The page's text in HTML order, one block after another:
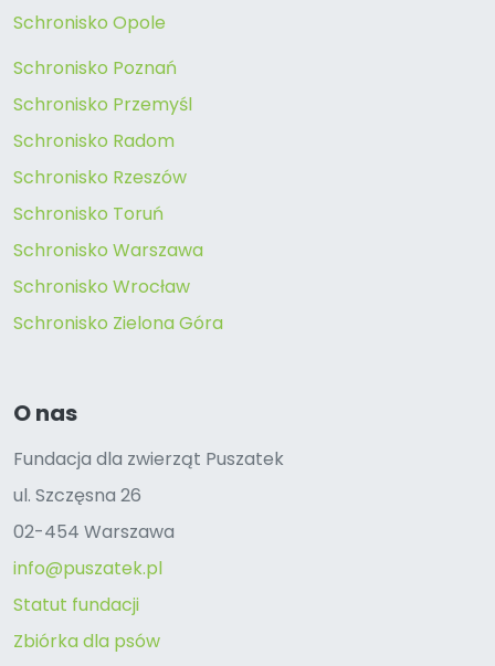
Schronisko Opole
Schronisko Poznań
Schronisko Przemyśl
Schronisko Radom
Schronisko Rzeszów
Schronisko Toruń
Schronisko Warszawa
Schronisko Wrocław
Schronisko Zielona Góra
O nas
Fundacja dla zwierząt Puszatek
ul. Szczęsna 26
02-454 Warszawa
info@puszatek.pl
Statut fundacji
Zbiórka dla psów